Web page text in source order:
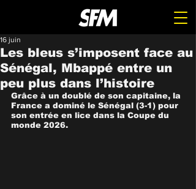
Les bleus s’imposent face au
Sénégal, Mbappé entre un
peu plus dans l’histoire
16 juin
Grâce à un doublé de son capitaine, la
France a dominé le Sénégal (3-1) pour
son entrée en lice dans la Coupe du
monde 2026.